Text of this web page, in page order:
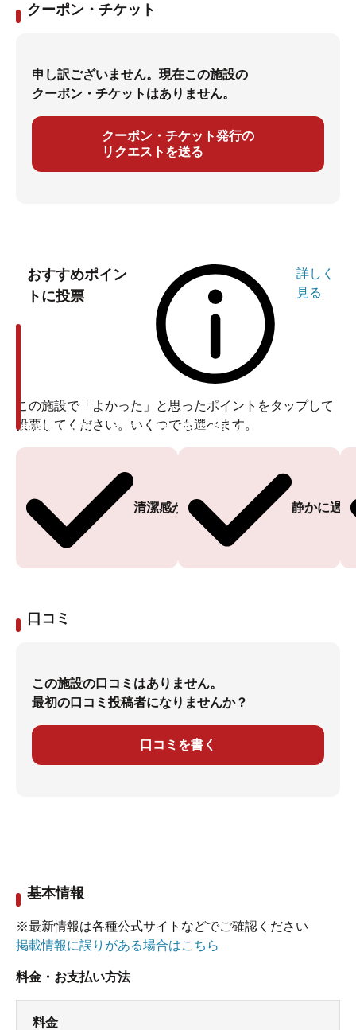
クーポン・チケット
申し訳ございません。現在この施設の
クーポン・チケットはありません。
クーポン・チケット発行の
リクエストを送る
おすすめポイン
トに投票
詳しく
見る
この施設で「よかった」と思ったポイントをタップして
投票してください。いくつでも選べます。
清潔感がある
投票ありがとうございます
静かに過
投票ありがとうございます
口コミ
この施設の口コミはありません。
最初の口コミ投稿者になりませんか？
口コミを書く
基本情報
※最新情報は各種公式サイトなどでご確認ください
掲載情報に誤りがある場合はこちら
料金・お支払い方法
料金